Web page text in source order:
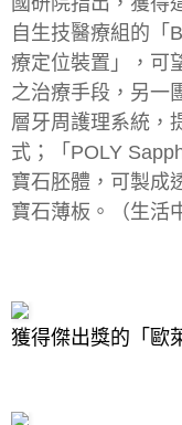
自生技醫療組的「
療定位裝置」，可
之治療手段，另一
層牙周護理系統，
式；「POLY
寶石胚體，可製成
寶石薄板。（生活
獲得傑出獎的「歐